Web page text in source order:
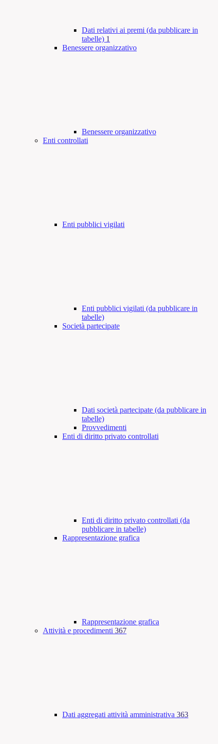
Dati relativi ai premi (da pubblicare in
tabelle) 1
Benessere organizzativo
Benessere organizzativo
Enti controllati
Enti pubblici vigilati
Enti pubblici vigilati (da pubblicare in
tabelle)
Società partecipate
Dati società partecipate (da pubblicare in
tabelle)
Provvedimenti
Enti di diritto privato controllati
Enti di diritto privato controllati (da
pubblicare in tabelle)
Rappresentazione grafica
Rappresentazione grafica
Attività e procedimenti 367
Dati aggregati attività amministrativa 363